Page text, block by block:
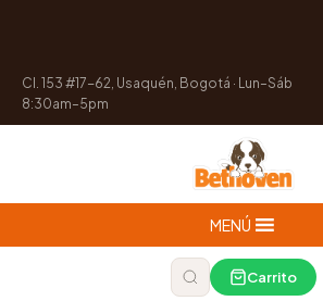
Cl. 153 #17-62, Usaquén, Bogotá · Lun–Sáb
8:30am–5pm
MENÚ
Carrito